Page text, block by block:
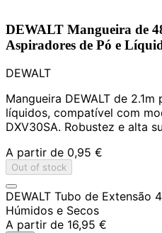
DEWALT Mangueira de
Aspiradores de Pó e
DEWALT
Mangueira DEWALT de
líquidos, compatível com
DXV30SA. Robustez e alta
A partir de 0,95 €
Out of stock
DEWALT Tubo de Extensão
Húmidos e Secos
A partir de 16,95 €